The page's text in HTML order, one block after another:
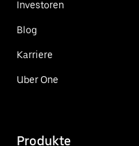
Investoren
Blog
Karriere
Uber One
Produkte